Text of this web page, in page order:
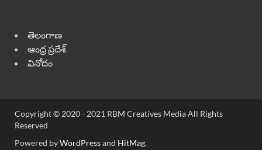
తెలంగాణ
ఆంధ్ర ప్రదేశ్
వినోదం
Copyright © 2020 - 2021 RBM Creatives Media All Rights
Reserved
Powered byWordPressand HitMag.